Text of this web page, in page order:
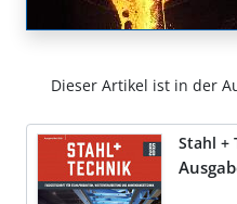
Dieser Artikel ist in der
Stahl +